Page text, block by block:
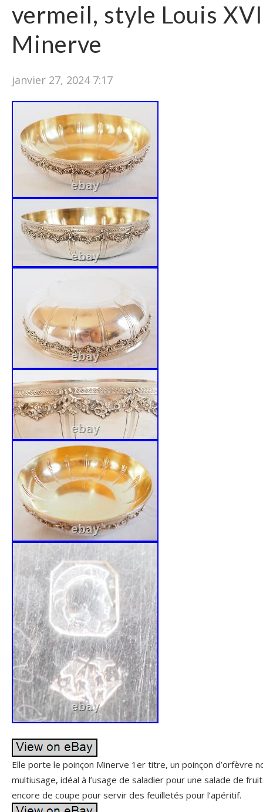
vermeil, style Louis
Minerve
janvier 27, 2024 7:17
Elle porte le poinçon Minerve 1er titre, un poinçon d’orfèvre
multiusage, idéal à l’usage de saladier pour une salade de
encore de coupe pour servir des feuilletés pour l’apéritif.